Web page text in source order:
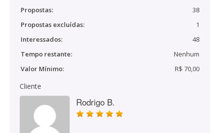
Propostas:
38
Propostas excluídas:
1
Interessados:
48
Tempo restante:
Nenhum
Valor Mínimo:
R$ 70,00
Cliente
Rodrigo B.